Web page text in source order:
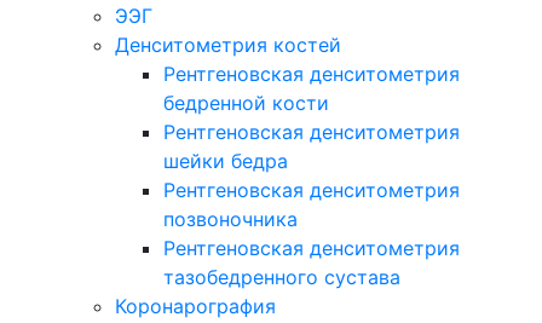
ЭЭГ
Денситометрия костей
Рентгеновская денситометрия
бедренной кости
Рентгеновская денситометрия
шейки бедра
Рентгеновская денситометрия
позвоночника
Рентгеновская денситометрия
тазобедренного сустава
Коронарография